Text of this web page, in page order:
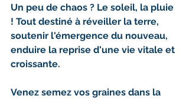
Un peu de chaos ? Le soleil, la pluie
! Tout destiné à réveiller la terre,
soutenir l'émergence du nouveau,
enduire la reprise d'une vie vitale et
croissante.
Venez semez vos graines dans la